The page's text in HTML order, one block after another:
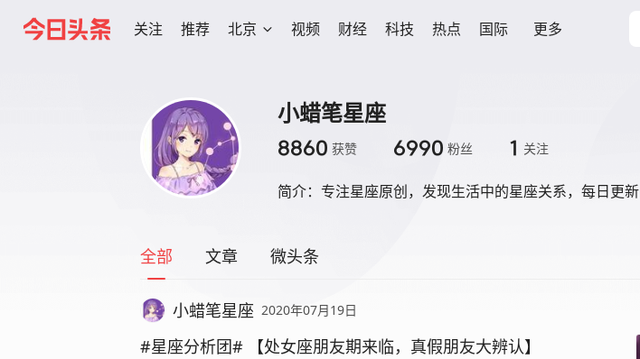
关注 推荐 北京 视频 财经 科技 热点 国际 更多
小蜡笔星座
8860 获赞 6990 粉丝 1 关注
简介： 专注星座原创，发现生活中的星座关系，每日更新
全部 文章 微头条
小蜡笔星座 2020年07月19日
#星座分析团# 【处女座朋友期来临，真假朋友大辨认】